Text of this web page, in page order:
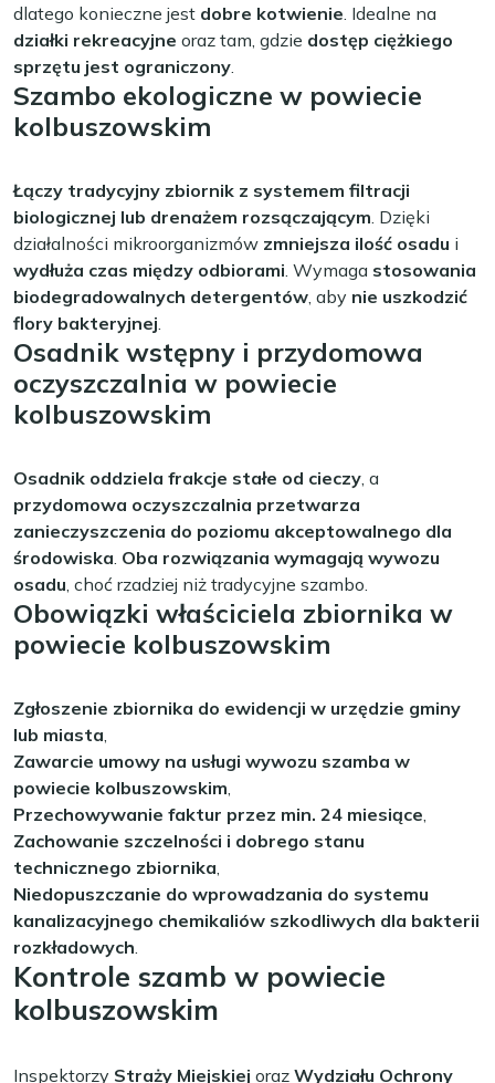
dlatego konieczne jest dobre kotwienie. Idealne na
działki rekreacyjne oraz tam, gdzie dostęp ciężkiego
sprzętu jest ograniczony.
Szambo ekologiczne w powiecie
kolbuszowskim
Łączy tradycyjny zbiornik z systemem filtracji
biologicznej lub drenażem rozsączającym. Dzięki
działalności mikroorganizmów zmniejsza ilość osadu i
wydłuża czas między odbiorami. Wymaga stosowania
biodegradowalnych detergentów, aby nie uszkodzić
flory bakteryjnej.
Osadnik wstępny i przydomowa
oczyszczalnia w powiecie
kolbuszowskim
Osadnik oddziela frakcje stałe od cieczy, a
przydomowa oczyszczalnia przetwarza
zanieczyszczenia do poziomu akceptowalnego dla
środowiska. Oba rozwiązania wymagają wywozu
osadu, choć rzadziej niż tradycyjne szambo.
Obowiązki właściciela zbiornika w
powiecie kolbuszowskim
Zgłoszenie zbiornika do ewidencji w urzędzie gminy
lub miasta,
Zawarcie umowy na usługi wywozu szamba w
powiecie kolbuszowskim,
Przechowywanie faktur przez min. 24 miesiące,
Zachowanie szczelności i dobrego stanu
technicznego zbiornika,
Niedopuszczanie do wprowadzania do systemu
kanalizacyjnego chemikaliów szkodliwych dla bakterii
rozkładowych.
Kontrole szamb w powiecie
kolbuszowskim
Inspektorzy Straży Miejskiej oraz Wydziału Ochrony